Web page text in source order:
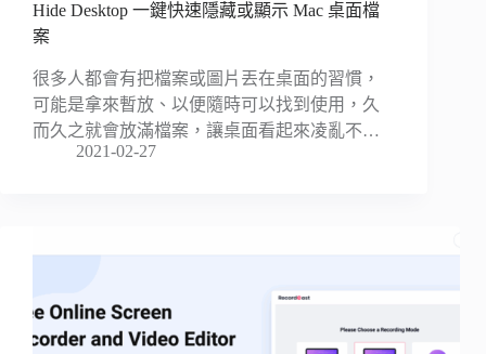
Hide Desktop 一鍵快速隱藏或顯示 Mac 桌面檔
案
很多人都會有把檔案或圖片丟在桌面的習慣，
可能是拿來暫放、以便隨時可以找到使用，久
而久之就會放滿檔案，讓桌面看起來凌亂不…
2021-02-27